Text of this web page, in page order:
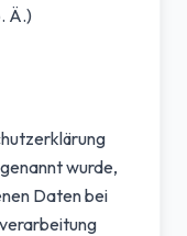
Ä.)
wurde,
Daten bei